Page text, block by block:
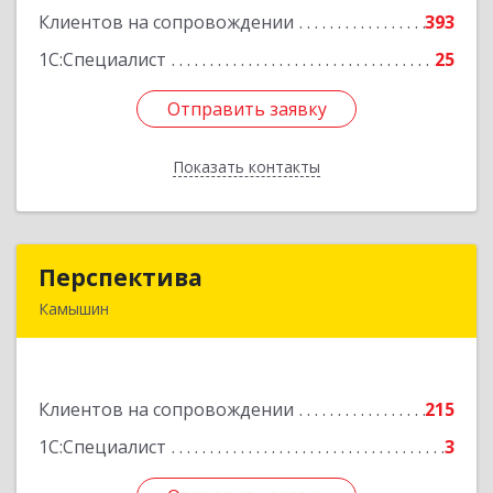
Клиентов на сопровождении
393
1С:Специалист
25
Отправить заявку
Показать контакты
Подробнее
Отправить заявку
Назад
Перспектива
Камышин
Клиентов на сопровождении
215
1С:Специалист
3
Подробнее